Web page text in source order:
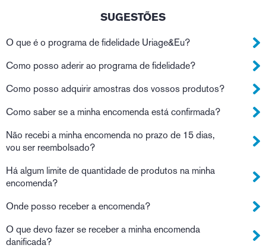
SUGESTÕES
O que é o programa de fidelidade Uriage&Eu?
Como posso aderir ao programa de fidelidade?
Como posso adquirir amostras dos vossos produtos?
Como saber se a minha encomenda está confirmada?
Não recebi a minha encomenda no prazo de 15 dias,
vou ser reembolsado?
Há algum limite de quantidade de produtos na minha
encomenda?
Onde posso receber a encomenda?
O que devo fazer se receber a minha encomenda
danificada?